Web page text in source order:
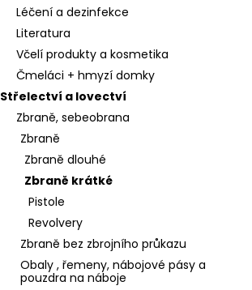
Léčení a dezinfekce
Literatura
Včelí produkty a kosmetika
Čmeláci + hmyzí domky
Střelectví a lovectví
Zbraně, sebeobrana
Zbraně
Zbraně dlouhé
Zbraně krátké
Pistole
Revolvery
Zbraně bez zbrojního průkazu
Obaly , řemeny, nábojové pásy a
pouzdra na náboje